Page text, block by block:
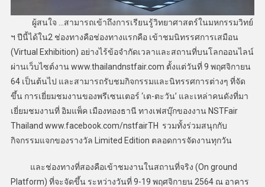
​ ผู้สนใจ …สามารถเข้าถึงการเรียนรู้วิทยาศาสตร์ในมหกรรมวิทย์
ฯ ปีนี้ได้ใน2 ช่องทางคือช่องทางแรกคือ เข้าชมนิทรรศการเสมือน
(Virtual Exhibition) อย่างไร้ข้อจำกัดเวลาและสถานที่บนโลกออนไลน์
ผ่านเว็บไซต์งาน www.thailandnstfair.com ตั้งแต่วันที่ 9 พฤศจิกายน
64 เป็นต้นไป และสามารถรับชมกิจกรรมและนิทรรศการต่างๆ ที่จัด
ขึ้น การเยี่ยมชมงานของพรีเซนเตอร์ ‘เต-ตะวัน’ และเหล่าคนดังที่มา
เยี่ยมชมงานที่ อิมแพ็ค เมืองทองธานี ทางเฟสบุ๊กของงาน NSTFair
Thailand www.facebook.com/nstfairTH รวมทั้งร่วมสนุกกับ
กิจกรรมแจกของรางวัล Limited Edition ตลอดการจัดงานทุกวัน
​ และช่องทางที่สองคือเข้าชมงานในสถานที่จริง (On ground
Platform) ที่จะจัดขึ้น ระหว่างวันที่ 9-19 พฤศจิกายน 2564 ณ อาคาร